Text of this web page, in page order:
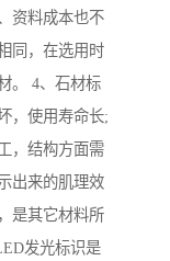
资料成本也不
同，在选用时
。 4、石材标
，使用寿命长;
，结构方面需
出来的肌理效
是其它材料所
发光标识是